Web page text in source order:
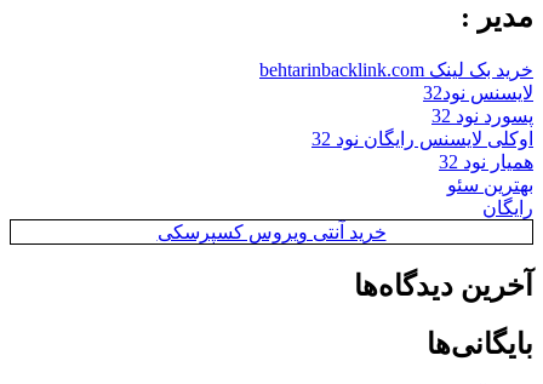
مدیر :
خرید بک لینک behtarinbacklink.com
لایسنس نود32
پسورد نود 32
اوکلی لایسنس رایگان نود 32
همیار نود 32
بهترین سئو
رایگان
خرید آنتی ویروس کسپرسکی
آخرین دیدگاه‌ها
بایگانی‌ها